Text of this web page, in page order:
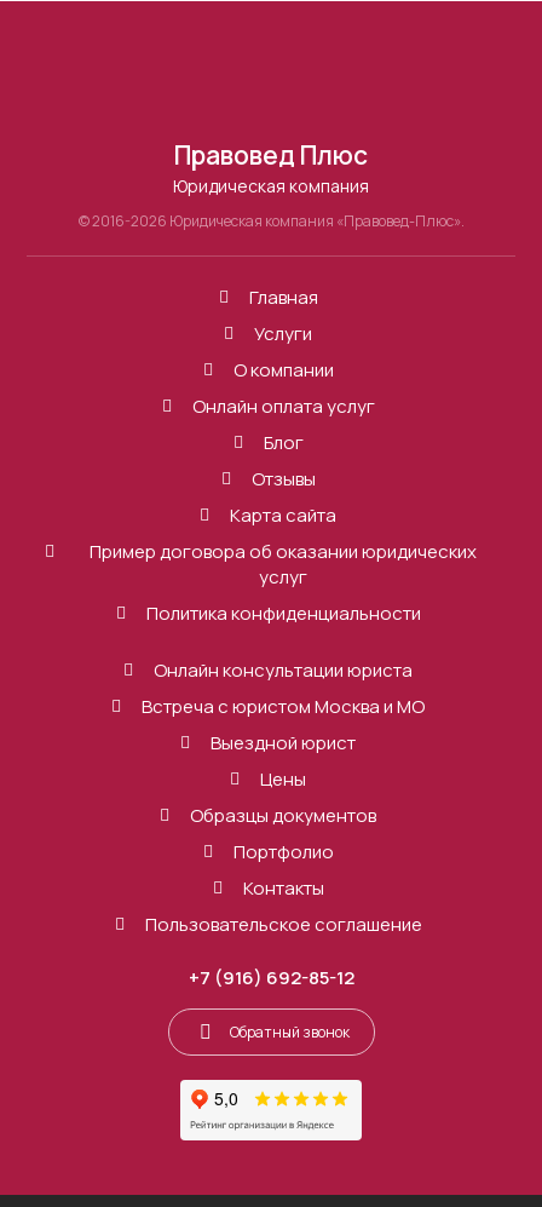
Правовед Плюс
Юридическая компания
© 2016-2026 Юридическая компания «Правовед-Плюс».
Главная
Услуги
О компании
Онлайн оплата услуг
Блог
Отзывы
Карта сайта
Пример договора об оказании юридических
услуг
Политика конфиденциальности
Онлайн консультации юриста
Встреча с юристом Москва и МО
Выездной юрист
Цены
Образцы документов
Портфолио
Контакты
Пользовательское соглашение
+7 (916) 692-85-12
Обратный звонок